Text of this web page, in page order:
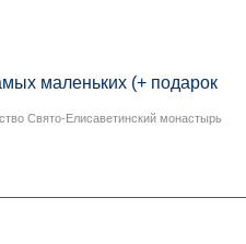
маленьких (+ подарок
Свято-Елисаветинский монастырь